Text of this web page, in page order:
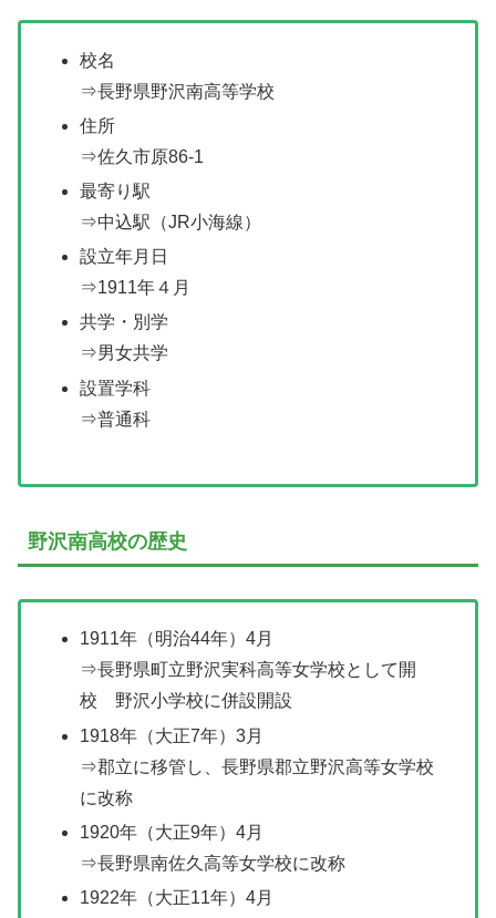
校名
⇒長野県野沢南高等学校
住所
⇒佐久市原86-1
最寄り駅
⇒中込駅（JR小海線）
設立年月日
⇒1911年４月
共学・別学
⇒男女共学
設置学科
⇒普通科
野沢南高校の歴史
1911年（明治44年）4月
⇒長野県町立野沢実科高等女学校として開
校 野沢小学校に併設開設
1918年（大正7年）3月
⇒郡立に移管し、長野県郡立野沢高等女学校
に改称
1920年（大正9年）4月
⇒長野県南佐久高等女学校に改称
1922年（大正11年）4月